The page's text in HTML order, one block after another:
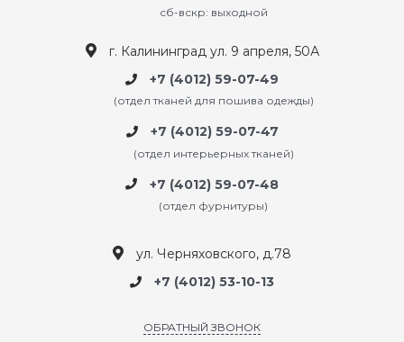
сб-вскр: выходной
г. Калининград ул. 9 апреля, 50А
+7 (4012) 59-07-49
(отдел тканей для пошива одежды)
+7 (4012) 59-07-47
(отдел интерьерных тканей)
+7 (4012) 59-07-48
(отдел фурнитуры)
ул. Черняховского, д.78
+7 (4012) 53-10-13
ОБРАТНЫЙ ЗВОНОК